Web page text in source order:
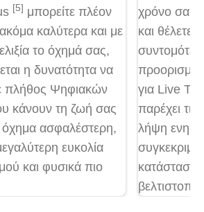
[5] μπορείτε πλέον
ακόμα καλύτερα και με
το όχημά σας,
η δυνατότητα να
πλήθος Ψηφιακών
κάνουν τη ζωή σας
ασφαλέστερη,
ευκολία
και φυσικά πιο
χρόνο σας
και θέλετε
προορισμό
για Live
παρέχει τις
λήψη